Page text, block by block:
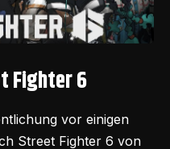
Fighter 6
vor einigen
Street Fighter 6 von